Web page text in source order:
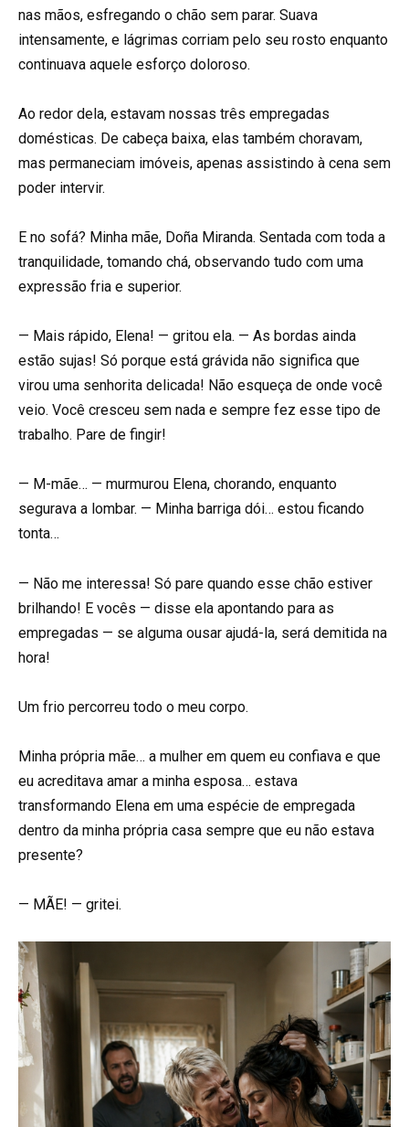
nas mãos, esfregando o chão sem parar. Suava
intensamente, e lágrimas corriam pelo seu rosto enquanto
continuava aquele esforço doloroso.
Ao redor dela, estavam nossas três empregadas
domésticas. De cabeça baixa, elas também choravam,
mas permaneciam imóveis, apenas assistindo à cena sem
poder intervir.
E no sofá? Minha mãe, Doña Miranda. Sentada com toda a
tranquilidade, tomando chá, observando tudo com uma
expressão fria e superior.
— Mais rápido, Elena! — gritou ela. — As bordas ainda
estão sujas! Só porque está grávida não significa que
virou uma senhorita delicada! Não esqueça de onde você
veio. Você cresceu sem nada e sempre fez esse tipo de
trabalho. Pare de fingir!
— M-mãe… — murmurou Elena, chorando, enquanto
segurava a lombar. — Minha barriga dói… estou ficando
tonta…
— Não me interessa! Só pare quando esse chão estiver
brilhando! E vocês — disse ela apontando para as
empregadas — se alguma ousar ajudá-la, será demitida na
hora!
Um frio percorreu todo o meu corpo.
Minha própria mãe… a mulher em quem eu confiava e que
eu acreditava amar a minha esposa… estava
transformando Elena em uma espécie de empregada
dentro da minha própria casa sempre que eu não estava
presente?
— MÃE! — gritei.